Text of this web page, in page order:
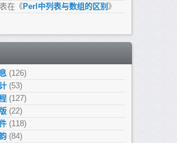
在《 Perl中列表与数组的区别 》
(126)
(53)
(127)
(22)
(118)
(84)